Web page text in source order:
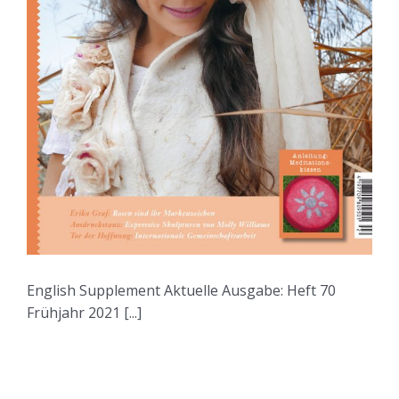
English Supplement Aktuelle Ausgabe: Heft 70
Frühjahr 2021 [...]